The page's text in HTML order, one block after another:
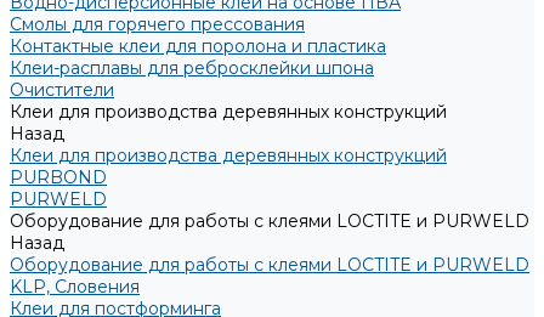
Смолы для горячего прессования
Контактные клеи для поролона и пластика
Клеи-расплавы для ребросклейки шпона
Очистители
Клеи для производства деревянных конструкций
Назад
Клеи для производства деревянных конструкций
PURBOND
PURWELD
Оборудование для работы с клеями LOCTITE и PURWELD
Назад
Оборудование для работы с клеями LOCTITE и PURWELD
KLP, Словения
Клеи для постформинга